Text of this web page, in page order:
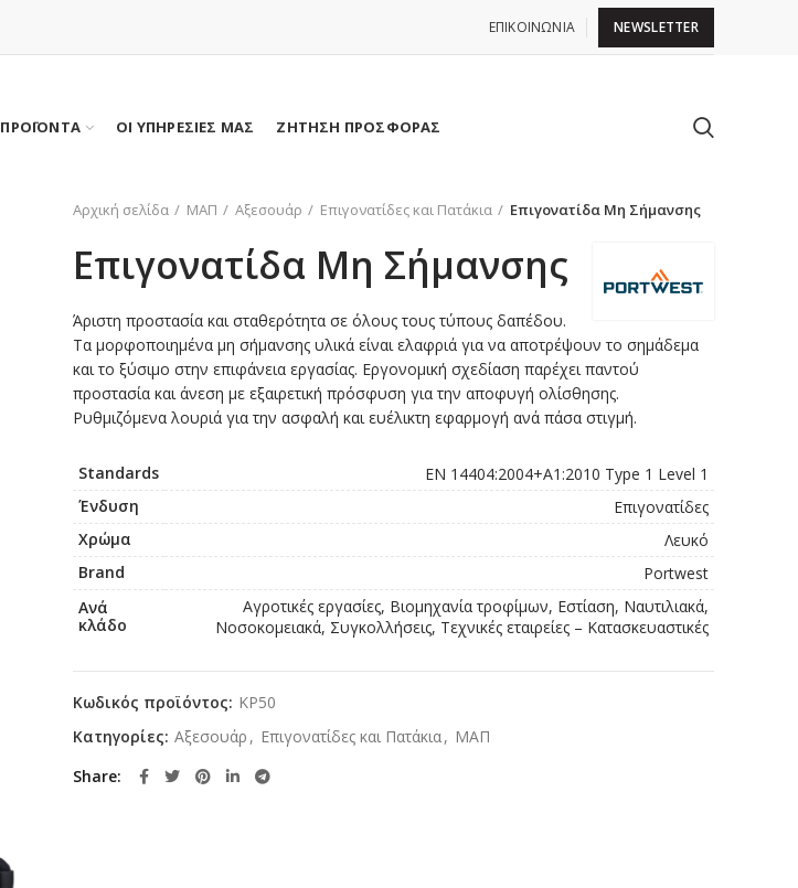
ΕΠΙΚΟΙΝΩΝΙΑ NEWSLETTER
ΠΡΟΪΟΝΤΑ ΟΙ ΥΠΗΡΕΣΙΕΣ ΜΑΣ ΖΗΤΗΣΗ ΠΡΟΣΦΟΡΑΣ
Αρχική σελίδα ΜΑΠ Αξεσουάρ Επιγονατίδες και Πατάκια Επιγονατίδα Μη Σήμανσης
Επιγονατίδα Μη Σήμανσης
Άριστη προστασία και σταθερότητα σε όλους τους τύπους δαπέδου.
Τα μορφοποιημένα μη σήμανσης υλικά είναι ελαφριά για να αποτρέψουν το σημάδεμα
και το ξύσιμο στην επιφάνεια εργασίας. Εργονομική σχεδίαση παρέχει παντού
προστασία και άνεση με εξαιρετική πρόσφυση για την αποφυγή ολίσθησης.
Ρυθμιζόμενα λουριά για την ασφαλή και ευέλικτη εφαρμογή ανά πάσα στιγμή.
Standards
EN 14404:2004+A1:2010 Type 1 Level 1
Ένδυση
Επιγονατίδες
Χρώμα
Λευκό
Brand
Portwest
Ανά
κλάδο
Αγροτικές εργασίες, Βιομηχανία τροφίμων, Εστίαση, Ναυτιλιακά,
Νοσοκομειακά, Συγκολλήσεις, Τεχνικές εταιρείες – Κατασκευαστικές
Κωδικός προϊόντος: KP50
Κατηγορίες: Αξεσουάρ , Επιγονατίδες και Πατάκια, ΜΑΠ
Share